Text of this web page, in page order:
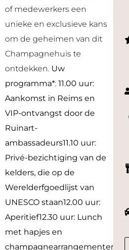
of medewerkers een
unieke en exclusieve kans
om de geheimen van dit
Champagnehuis te
ontdekken. Uw
programma*: 11.00 uur:
Aankomst in Reims en
VIP-ontvangst door de
Ruinart-
ambassadeurs11.10 uur:
Privé-bezichtiging van de
kelders, die op de
Werelderfgoedlijst van
UNESCO staan12.00 uur:
Aperitief12.30 uur: Lunch
met hapjes en
champagnearrangementen3.00